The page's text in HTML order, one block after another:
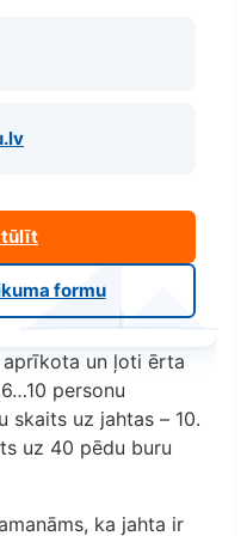
tūlīt
formu
un ļoti ērta
personu
skaits uz jahtas – 10.
uz 40 pēdu buru
ka jahta ir